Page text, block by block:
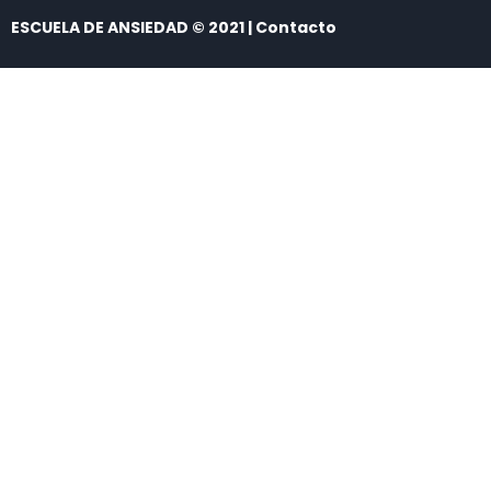
ESCUELA DE ANSIEDAD © 2021 | Contacto